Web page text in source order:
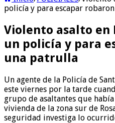
policía y para escapar
Violento asalto en
un policía y para
una patrulla
Un agente de la Policía de
este viernes por la tarde
grupo de asaltantes que
vivienda de la zona sur de
seguridad investiga lo